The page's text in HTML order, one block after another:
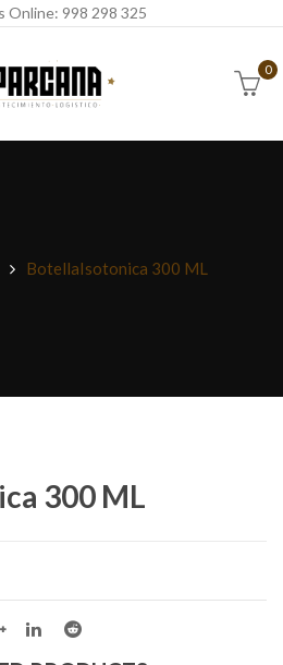
Online: 998 298 325
0
BotellaIsotonica 300 ML
300 ML